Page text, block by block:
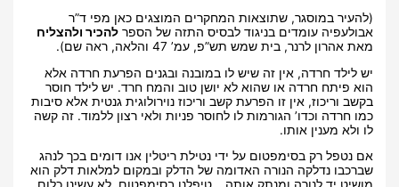
(להעיר במוסגר, שתוצאות המחקרים המוצגים כאן מפי ד”ר
אבולעפיה עומדים בניגוד לבסיס התזה של הספרלהכיר ולהצליח
מאת אהרון לרנר, בית שמש תש”פ, עמ’ 47 והלאה, ראה שם).
יש לילד חרדה, אין זה שיש לו במובנה ובגנים הפרעת חרדה אלא
הוא פיתח חרדה או שהוא לא יושן טוב והמח חרד. יש לילד חוסר
בקשב וריכוז, אין זו הפרעת קשב וריכוז נוירולוגית גנטית אלא סיבות
כמו חרדה וכדו’ הגורמות לו לחוסר פניות ולאי רצון ללמוד. זה קשה
לו ולא מענין אותו.
אם נטפל רק בסימפטום על ידי נטילת ריטלין אנו דומים בכך לנהג
שברכבו נדלקה הנורה האדומה של הדלק ובמקום למלאות דלק הוא